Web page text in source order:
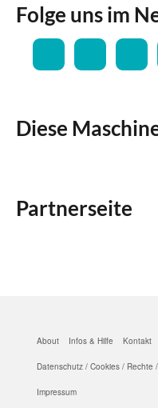
Folge uns im
Diese
Partnerseite
About Infos & Hilfe Kontakt
Datenschutz / Cookies / Rechte
Impressum